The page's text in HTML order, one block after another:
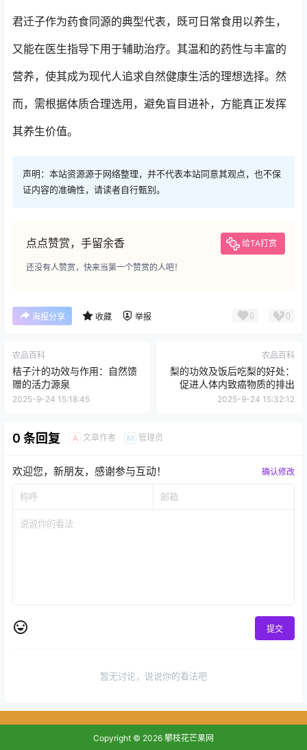
君迁子作为药食同源的典型代表，既可日常食用以养生，
又能在医生指导下用于辅助治疗。其温和的药性与丰富的
营养，使其成为现代人追求自然健康生活的理想选择。然
而，需根据体质合理选用，避免盲目进补，方能真正发挥
其养生价值。
声明：本站资源源于网络整理，并不代表本站同意其观点，也不保
证内容的准确性，请读者自行甄别。
点点赞赏，手留余香 给TA打赏
还没有人赞赏，快来当第一个赞赏的人吧！
海报分享 收藏 举报 0 0
农品百科
桔子汁的功效与作用：自然馈
赠的活力源泉
2025-9-24 15:18:45
农品百科
梨的功效及饭后吃梨的好处：
促进人体内致癌物质的排出
2025-9-24 15:32:12
0 条回复 A 文章作者 M 管理员
欢迎您，新朋友，感谢参与互动！ 确认修改
提交
暂无讨论，说说你的看法吧
Copyright © 2026 攀枝花芒果网